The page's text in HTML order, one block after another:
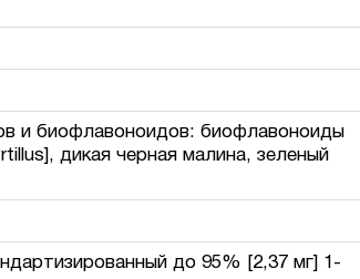
и биофлавоноидов: биофлавоноиды
дикая черная малина, зеленый
до 95% [2,37 мг] 1-